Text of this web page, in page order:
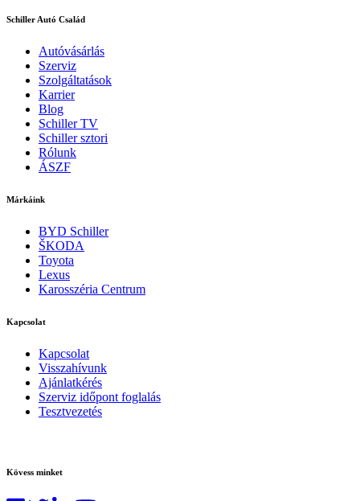
Schiller Autó Család
Autóvásárlás
Szerviz
Szolgáltatások
Karrier
Blog
Schiller TV
Schiller sztori
Rólunk
ÁSZF
Márkáink
BYD Schiller
ŠKODA
Toyota
Lexus
Karosszéria Centrum
Kapcsolat
Kapcsolat
Visszahívunk
Ajánlatkérés
Szerviz időpont foglalás
Tesztvezetés
Kövess minket